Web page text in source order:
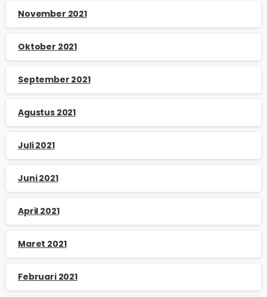
November 2021
Oktober 2021
September 2021
Agustus 2021
Juli 2021
Juni 2021
April 2021
Maret 2021
Februari 2021